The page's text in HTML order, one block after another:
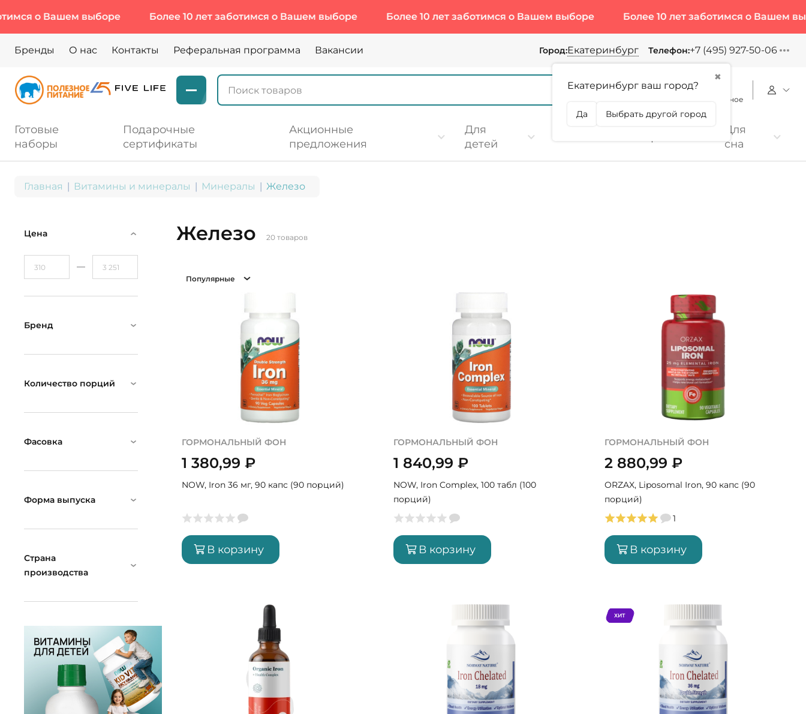
выборе Более 10 лет заботимся о Вашем выборе Более 10 лет заботимся о Вашем выборе Более 10 лет заботимся о Вашем выборе
Бренды О нас Контакты Реферальная программа Вакансии Город:Екатеринбург
✖
Екатеринбург ваш город?
Да Выбрать другой город
Телефон:+7 (495) 927-50-06
Избранное
Готовые
наборы
Подарочные
сертификаты
Акционные
предложения
Для
детей
Для
сна
Главная Витамины и минералы Минералы Железо
Цена
Бренд
Количество порций
Фасовка
Форма выпуска
Страна
производства
Железо 20 товаров
Популярные
ГОРМОНАЛЬНЫЙ ФОН
1 380,99 ₽
NOW, Iron 36 мг, 90 капс (90 порций)
В корзину
ГОРМОНАЛЬНЫЙ ФОН
1 840,99 ₽
NOW, Iron Complex, 100 табл (100
порций)
В корзину
ГОРМОНАЛЬНЫЙ ФОН
2 880,99₽
ORZAX, Liposomal Iron, 90 капс (90
порций)
1
В корзину
ХИТ